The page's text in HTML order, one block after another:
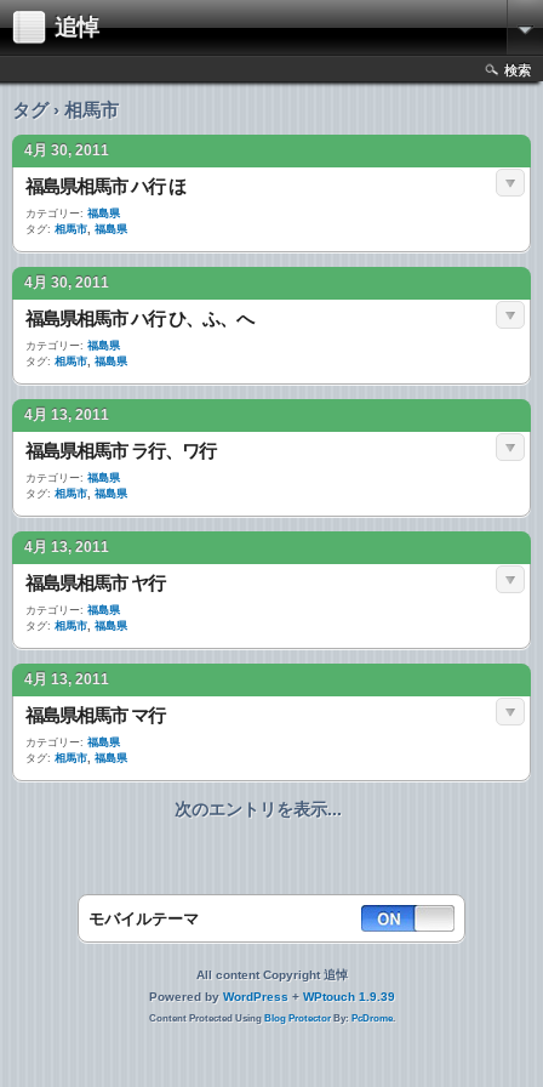
追悼
検索
タグ › 相馬市
4月 30, 2011
福島県相馬市 ハ行 ほ
カテゴリー: 福島県
タグ: 相馬市, 福島県
4月 30, 2011
福島県相馬市 ハ行 ひ、ふ、へ
カテゴリー: 福島県
タグ: 相馬市, 福島県
4月 13, 2011
福島県相馬市 ラ行、ワ行
カテゴリー: 福島県
タグ: 相馬市, 福島県
4月 13, 2011
福島県相馬市 ヤ行
カテゴリー: 福島県
タグ: 相馬市, 福島県
4月 13, 2011
福島県相馬市 マ行
カテゴリー: 福島県
タグ: 相馬市, 福島県
次のエントリを表示...
モバイルテーマ
All content Copyright 追悼
Powered by WordPress + WPtouch 1.9.39
Content Protected Using Blog ProtectorBy: PcDrome.